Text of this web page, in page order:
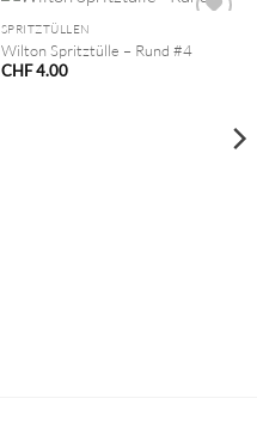
SPRITZTÜLLEN
Wilton Spritztülle – Rund #4
CHF4.00